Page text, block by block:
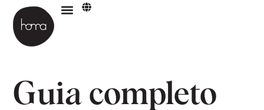
Guia completo